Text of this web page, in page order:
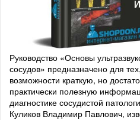
Руководство «Основы
сосудов» предназначено для
возможности краткую, но
практически полезную
диагностике сосудистой
Куликов Владимир Павлович,